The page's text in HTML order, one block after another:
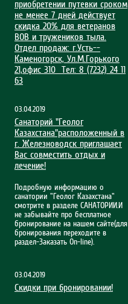
приобрет­ении путевки сроком
не менее 7 дней действует
скидка 20% для ветеранов
ВОВ и тружеников тыла.
Отдел продаж: г.Усть-­
Каменогорск, Ул.М.Гор­ького
21,офис 310 Тел: 8 (7232) 24 11
63
03.04.2019
Санаторий "Геолог
Казахстана"расположенный в
г. Железноводск приглашает
Вас совместить отдых и
лечение!
Подробную информацию о
санатории "Геолог Казахстана"
смотрите в разделе САНАТОРИИ.И
не забывайте про бесплатное
бронирование на нашем сайте(для
бронирования переходите в
раздел-Заказать On-line).
03.04.2019
Скидки при бронировании!